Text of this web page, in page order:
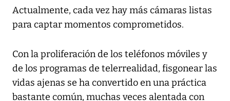
Actualmente, cada vez hay más cámaras listas
para captar momentos comprometidos.
Con la proliferación de los teléfonos móviles y
de los programas de telerrealidad, fisgonear las
vidas ajenas se ha convertido en una práctica
bastante común, muchas veces alentada con